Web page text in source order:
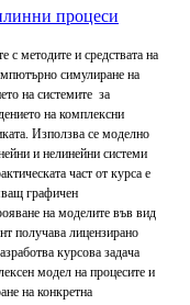
процеси
с методите и средствата на
симулиране на
на системите за
на комплексни
Използва се моделно
и нелинейни системи
част от курса е
графичен
на моделите във вид
получава лицензирано
курсова задача
модел на процесите и
на конкретна